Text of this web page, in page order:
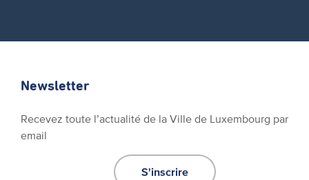
Newsletter
Recevez toute l’actualité de la Ville de Luxembourg par
email
S'inscrire